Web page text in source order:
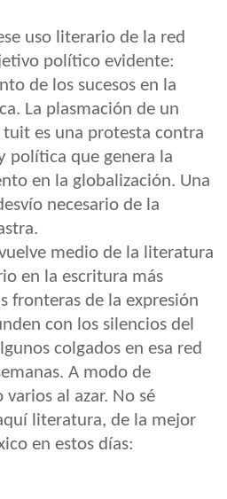
uso literario de la red
político evidente:
de los sucesos en la
La plasmación de un
es una protesta contra
política que genera la
en la globalización. Una
necesario de la
medio de la literatura
en la escritura más
fronteras de la expresión
con los silencios del
colgados en esa red
A modo de
al azar. No sé
literatura, de la mejor
en estos días: